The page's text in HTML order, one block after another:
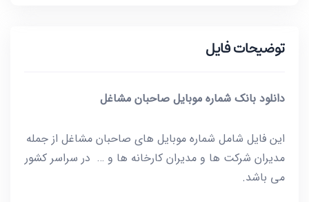
توضیحات فایل
دانلود بانک شماره موبایل صاحبان مشاغل
این فایل شامل شماره موبایل های صاحبان مشاغل از جمله
مدیران شرکت ها و مدیران کارخانه ها و … در سراسر کشور
می باشد.